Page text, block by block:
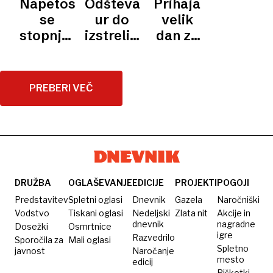
do
lunarne
orbite
Zemljo
kapsuli,
nismo
več le
moramo
družina«
vesolju,
ampak
papir?«
kamere
prilebdelo
Napetost
se
stopnjuje:
Artemisa
2 kmalu
Odštevanje
ur do
izstrelitve
Luni
Prihaja
velik
dan za
PREBERI VEČ
DRUŽBA
Predstavitev
Vodstvo
Dosežki
Sporočila za
javnost
OGLAŠEVANJE
Spletni oglasi
Tiskani oglasi
Osmrtnice
Mali oglasi
EDICIJE
Dnevnik
Nedeljski
dnevnik
Razvedrilo
Naročanje
edicij
PROJEKTI
Gazela
Zlata nit
POGOJI
Naročniški
Akcije in
nagradne
igre
Spletno
mesto